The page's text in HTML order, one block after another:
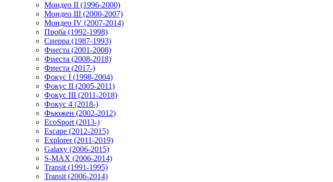
Мондео II (1996-2000)
Мондео III (2000-2007)
Мондео IV (2007-2014)
Проба (1992-1998)
Сиерра (1987-1993)
Фиеста (2001-2008)
Фиеста (2008-2018)
Фиеста (2017-)
Фокус I (1998-2004)
Фокус II (2005-2011)
Фокус III (2011-2018)
Фокус 4 (2018-)
Фьюжен (2002-2012)
EcoSport (2013-)
Escape (2012-2015)
Explorer (2011-2019)
Galaxy (2006-2015)
S-MAX (2006-2014)
Transit (1991-1995)
Transit (2006-2014)